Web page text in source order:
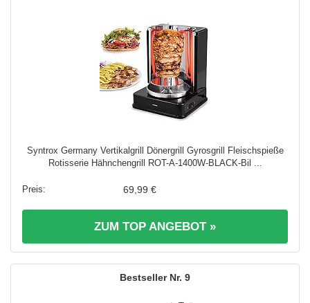
Syntrox Germany Vertikalgrill Dönergrill Gyrosgrill Fleischspieße
Rotisserie Hähnchengrill ROT-A-1400W-BLACK-Bil ...
69,99 €
ZUM TOP ANGEBOT »
9